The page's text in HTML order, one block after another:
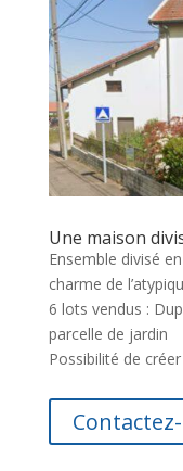
Une maison
Ensemble divisé
charme de
6 lots vendus :
parcelle de jardin
Possibilité de